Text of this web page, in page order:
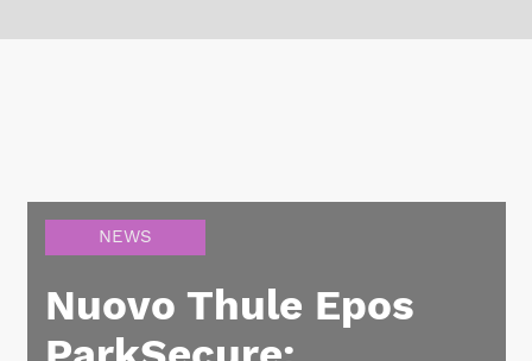
NEWS
Nuovo Thule Epos